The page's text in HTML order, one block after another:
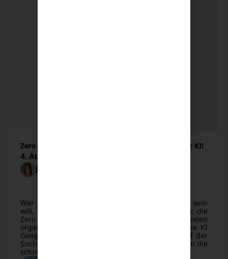
Zero Click Search: Rette deine Blog-Klicks vor der KI!
4. August 2026
Joana Fechner
Wer im digitalen Marketing heute erfolgreich sein
will, muss ein brandneues Phänomen verstehen: die
Zero Click Search. Während du früher mit SEO-Texten
organische Reichweite aufgebaut hast, liefert die KI
Google Suche die Antworten heute oft direkt auf der
Suchergebnisseite. Die bittere Folge? Nutzer lesen die
schnelle Zusammenfassung der AI Overview [...]